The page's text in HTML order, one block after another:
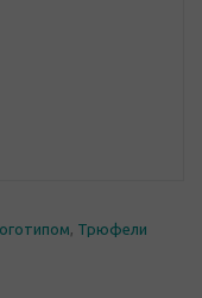
, Трюфели